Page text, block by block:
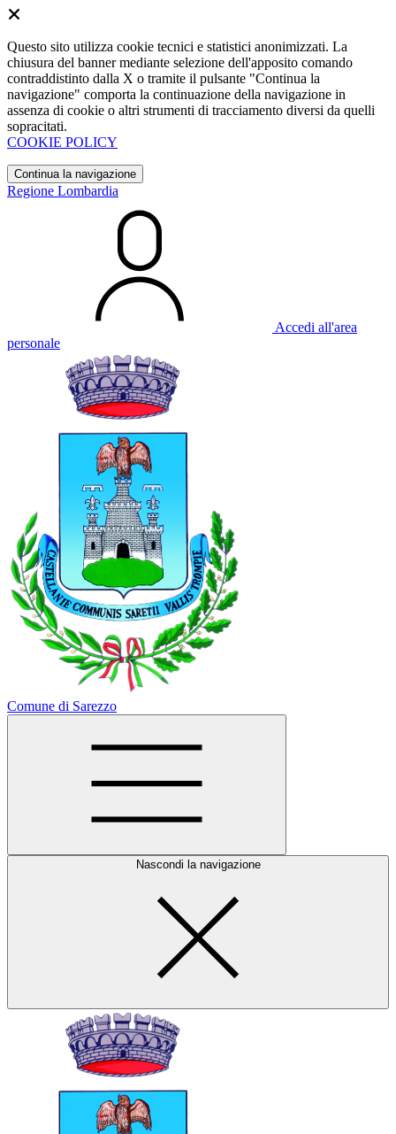
Questo sito utilizza cookie tecnici e statistici anonimizzati. La
chiusura del banner mediante selezione dell'apposito comando
contraddistinto dalla X o tramite il pulsante "Continua la
navigazione" comporta la continuazione della navigazione in
assenza di cookie o altri strumenti di tracciamento diversi da quelli
sopracitati.
COOKIE POLICY
Continua la navigazione
Regione Lombardia
Accedi all'area
personale
Comune di Sarezzo
Nascondi la navigazione